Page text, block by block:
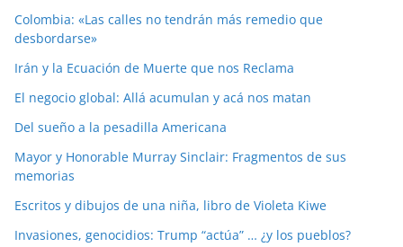
Colombia: «Las calles no tendrán más remedio que
desbordarse»
Irán y la Ecuación de Muerte que nos Reclama
El negocio global: Allá acumulan y acá nos matan
Del sueño a la pesadilla Americana
Mayor y Honorable Murray Sinclair: Fragmentos de sus
memorias
Escritos y dibujos de una niña, libro de Violeta Kiwe
Invasiones, genocidios: Trump “actúa” … ¿y los pueblos?